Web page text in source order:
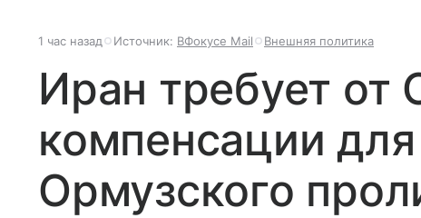
1 час назад Источник: ВФокусе Mail Внешняя политика
Иран требует
компенсации
Ормузского